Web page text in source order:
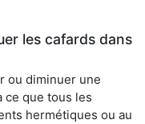
les cafards dans
ou diminuer une
ce que tous les
hermétiques ou au